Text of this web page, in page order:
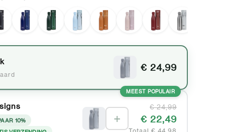
€ 24,99
MEEST POPULAIR
10%
+
€ 24,99
€ 22,49
Totaal € 44,98